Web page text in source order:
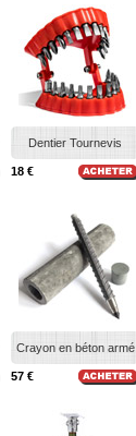
Dentier Tournevis
18 €
Crayon en béton armé
57 €